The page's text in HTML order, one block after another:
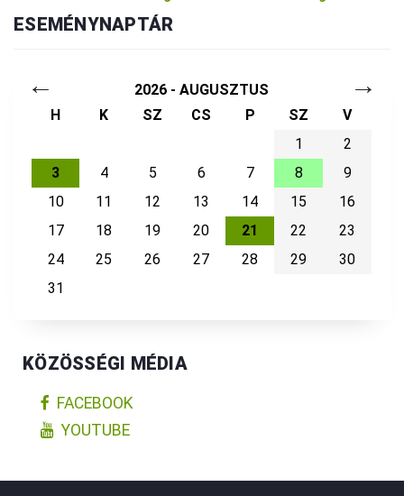
ESEMÉNYNAPTÁR
← 2026 - AUGUSZTUS →
H K SZ CS P SZ
V
1
2
3
4 5 6 7 8
9
10
11 12 13 14 15
16
17
18 19 20 21 22
23
24
25 26 27 28 29
30
31
KÖZÖSSÉGI MÉDIA
FACEBOOK
YOUTUBE